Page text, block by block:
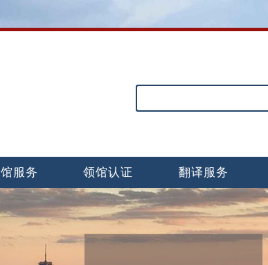
服务 领馆认证 翻译服务